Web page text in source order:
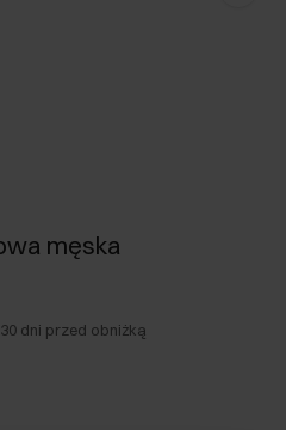
męska
dni przed obniżką